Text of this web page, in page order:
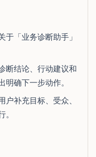
于「业务诊断助手」
断结论、行动建议和
确下一步动作。
补充目标、受众、